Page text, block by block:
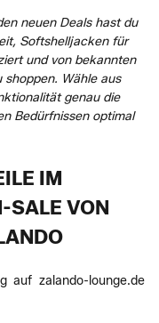
neuen Deals hast du
Softshelljacken für
und von bekannten
Wähle aus
genau die
Bedürfnissen optimal
IM
SALE VON
auf zalando-lounge.de